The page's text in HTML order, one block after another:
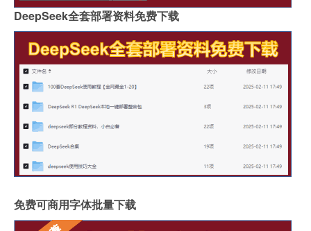
DeepSeek全套部署资料免费下载
免费可商用字体批量下载